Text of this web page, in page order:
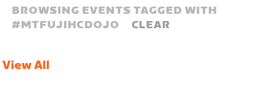
BROWSING EVENTS TAGGED WITH
#MTFUJIHCDOJO CLEAR
View All